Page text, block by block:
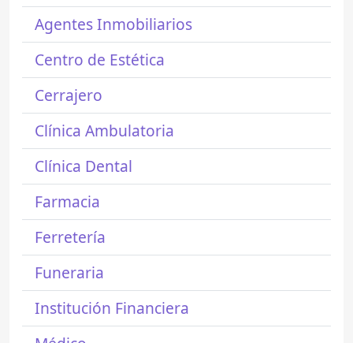
Agentes Inmobiliarios
Centro de Estética
Cerrajero
Clínica Ambulatoria
Clínica Dental
Farmacia
Ferretería
Funeraria
Institución Financiera